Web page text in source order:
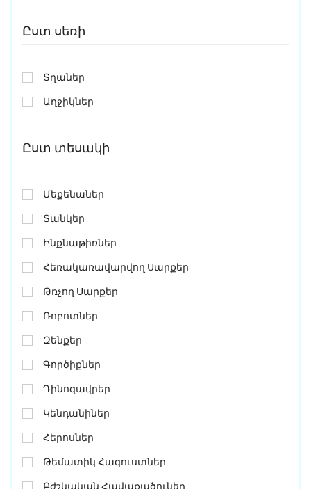
Ըստ սեռի
Տղաներ
Աղջիկներ
Ըստ տեսակի
Մեքենաներ
Տանկեր
Ինքնաթիռներ
Հեռակառավարվող Սարքեր
Թռչող Սարքեր
Ռոբոտներ
Զենքեր
Գործիքներ
Դինոզավրեր
Կենդանիներ
Հերոսներ
Թեմատիկ Հագուստներ
Բժշկական Հավաքածուներ